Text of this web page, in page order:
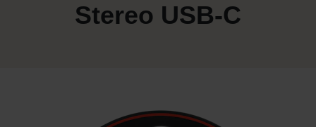
Stereo USB-C